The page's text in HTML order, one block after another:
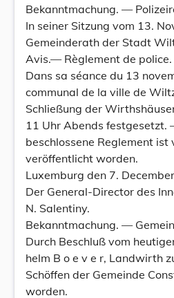
Bekanntmachung. —
In seiner Sitzung vom 13.
Gemeinderath der Stadt
Avis.— Règlement de police.
Dans sa séance du 13
communal de la ville de
Schließung der
11 Uhr Abends festgesetzt.
beschlossene Reglement
veröffentlicht worden.
Luxemburg den 7.
Der General-Director des
N. Salentiny.
Bekanntmachung. —
Durch Beschluß vom
helm B o e v e r, Landwirth
Schöffen der Gemeinde
worden.